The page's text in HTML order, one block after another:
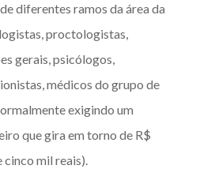
diferentes ramos da área da
proctologistas,
gerais, psicólogos,
médicos do grupo de
exigindo um
que gira em torno de R$
cinco mil reais).